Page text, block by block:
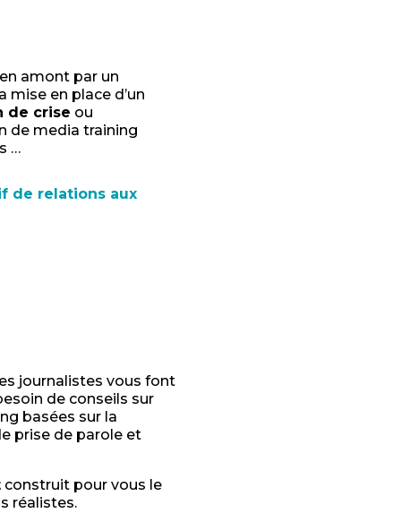
amont par un
mise en place d’un
de crise ou
de media training
…
de relations aux
journalistes vous font
de conseils sur
basées sur la
prise de parole et
construit pour vous le
réalistes.